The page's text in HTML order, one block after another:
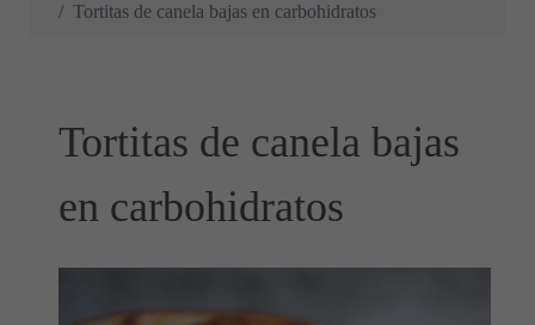
Tortitas de canela bajas en carbohidratos
Tortitas de canela bajas
en carbohidratos